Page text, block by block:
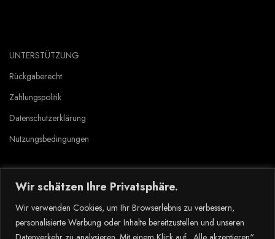
Wir schätzen Ihre Privatsphäre.
Wir verwenden Cookies, um Ihr Browserlebnis zu verbessern,
personalisierte Werbung oder Inhalte bereitzustellen und unseren
UNTERSTÜTZUNG
Rückgaberecht
Zahlungspolitik
Datenschutzerklärung
Nutzungsbedingungen
Copyright © 2023 Tlyard de. all rights reserved.